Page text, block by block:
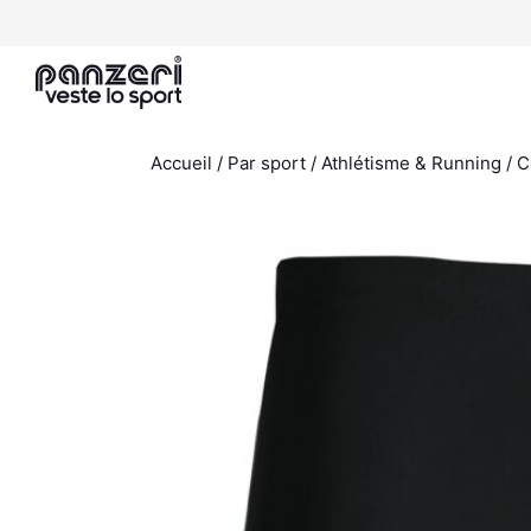
contenu
Accueil / Par sport / Athlétisme & Running /